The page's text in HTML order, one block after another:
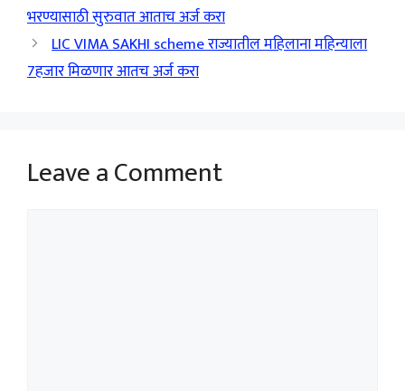
भरण्यासाठी सुरुवात आताच अर्ज करा
LIC VIMA SAKHI scheme राज्यातील महिलाना महिन्याला
7हजार मिळणार आतच अर्ज करा
Leave a Comment